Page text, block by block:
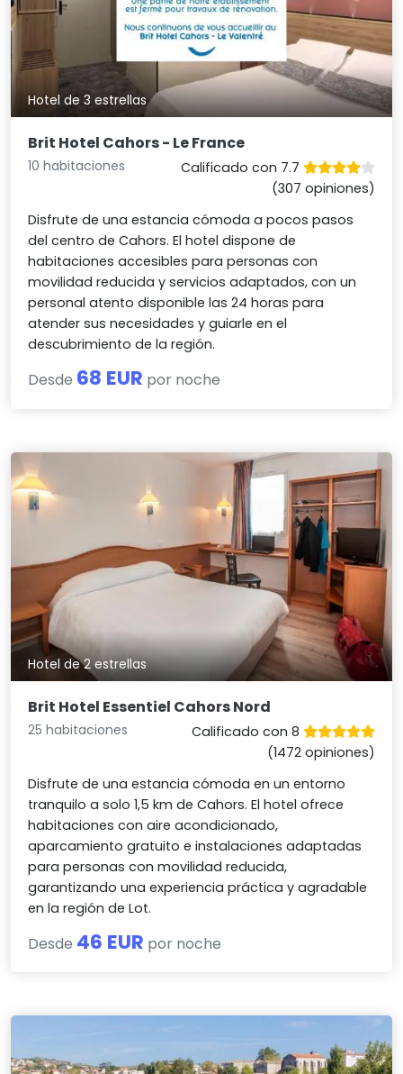
Hotel de 3 estrellas
Brit Hotel Cahors - Le France
10 habitaciones
Calificado con 7.7
(307 opiniones)
Disfrute de una estancia cómoda a pocos pasos
del centro de Cahors. El hotel dispone de
habitaciones accesibles para personas con
movilidad reducida y servicios adaptados, con un
personal atento disponible las 24 horas para
atender sus necesidades y guiarle en el
descubrimiento de la región.
Desde 68 EUR por noche
Hotel de 2 estrellas
Brit Hotel Essentiel Cahors Nord
25 habitaciones
Calificado con 8
(1472 opiniones)
Disfrute de una estancia cómoda en un entorno
tranquilo a solo 1,5 km de Cahors. El hotel ofrece
habitaciones con aire acondicionado,
aparcamiento gratuito e instalaciones adaptadas
para personas con movilidad reducida,
garantizando una experiencia práctica y agradable
en la región de Lot.
Desde 46 EUR por noche